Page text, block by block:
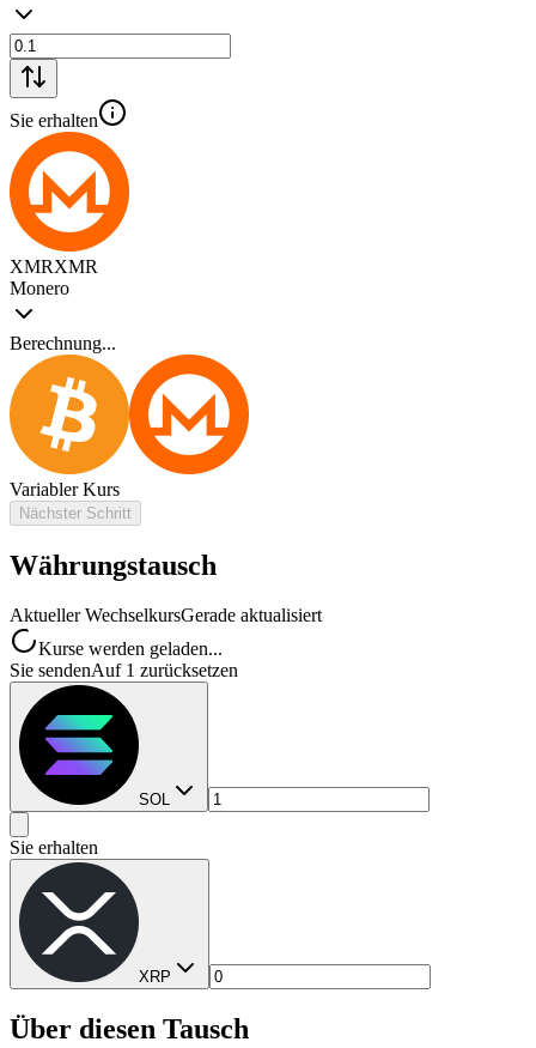
Sie erhalten
XMRXMR
Monero
Berechnung...
Variabler Kurs
Nächster Schritt
Währungstausch
Aktueller WechselkursGerade aktualisiert
Kurse werden geladen...
Sie sendenAuf 1 zurücksetzen
SOL
Sie erhalten
XRP
Über diesen Tausch